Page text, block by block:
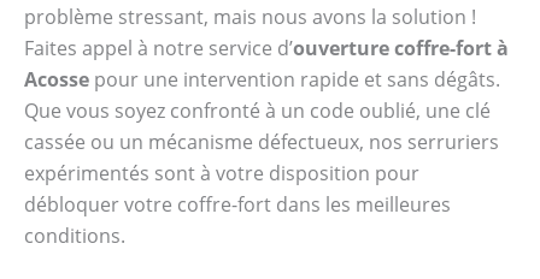
problème stressant, mais nous avons la solution !
Faites appel à notre service d’ouverture coffre-fort à
Acosse pour une intervention rapide et sans dégâts.
Que vous soyez confronté à un code oublié, une clé
cassée ou un mécanisme défectueux, nos serruriers
expérimentés sont à votre disposition pour
débloquer votre coffre-fort dans les meilleures
conditions.